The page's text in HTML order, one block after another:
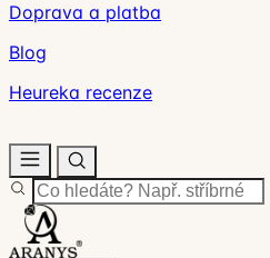
Doprava a platba
Blog
Heureka recenze